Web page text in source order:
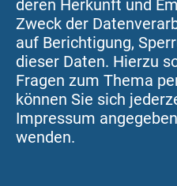
deren Herkunft und
Zweck der
auf Berichtigung,
dieser Daten. Hierzu
Fragen zum Thema
können Sie sich
Impressum
wenden.